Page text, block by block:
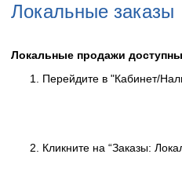
Локальные заказы
Локальные продажи
Перейдите в "Кабинет/
Кликните на “Заказы: